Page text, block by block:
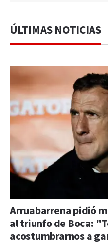
ÚLTIMAS NOTICIAS
Arruabarrena pidió
al triunfo de Boca:
acostumbrarnos a